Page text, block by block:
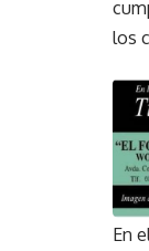
los
En